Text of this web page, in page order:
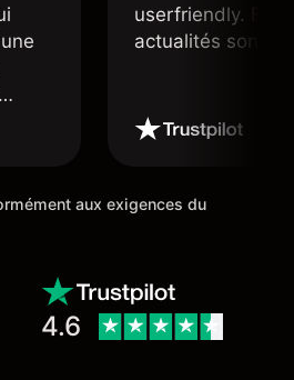
userfriendly.
actualités sont
aux exigences du
4.6